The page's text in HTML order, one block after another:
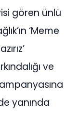
gören ünlü
‘Meme
ve
yanında